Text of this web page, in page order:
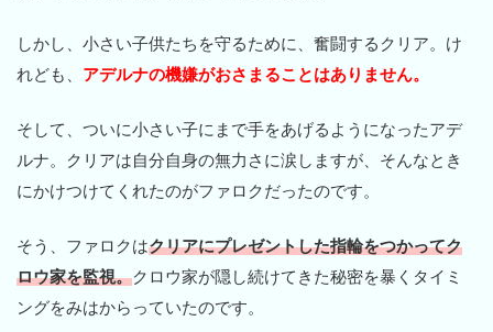
しかし、小さい子供たちを守るために、奮闘するクリア。け
れども、 アデルナの機嫌がおさまることはありません。
そして、ついに小さい子にまで手をあげるようになったアデ
ルナ。クリアは自分自身の無力さに涙しますが、そんなとき
にかけつけてくれたのがファロクだったのです。
そう、ファロクはクリアにプレゼントした指輪をつかってク
ロウ家を監視。クロウ家が隠し続けてきた秘密を暴くタイミ
ングをみはからっていたのです。